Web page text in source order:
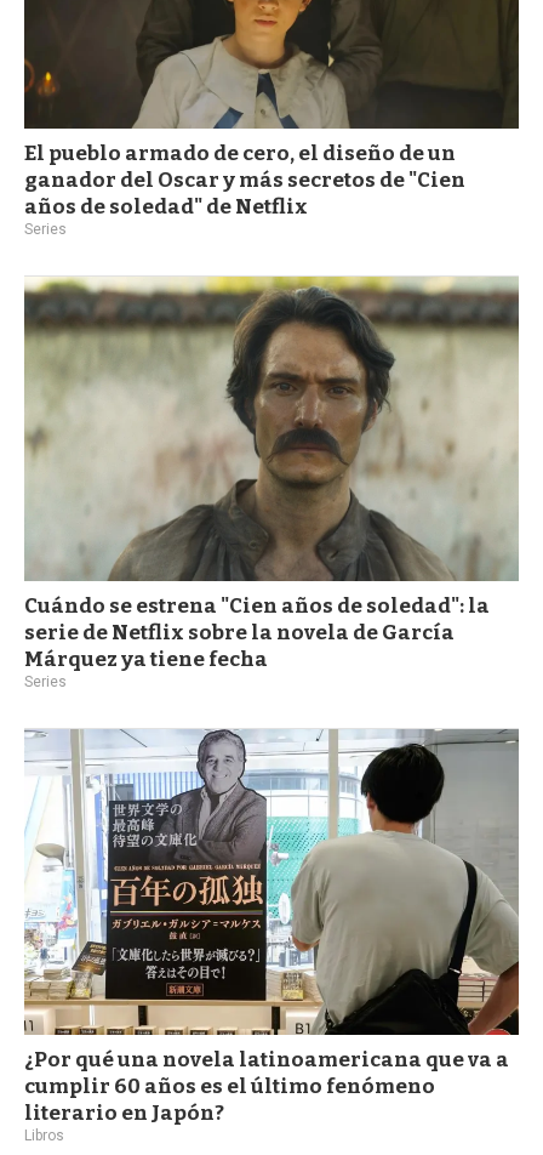
El pueblo armado de cero, el diseño de un
ganador del Oscar y más secretos de "Cien
años de soledad" de Netflix
Series
Cuándo se estrena "Cien años de soledad": la
serie de Netflix sobre la novela de García
Márquez ya tiene fecha
Series
¿Por qué una novela latinoamericana que va a
cumplir 60 años es el último fenómeno
literario en Japón?
Libros